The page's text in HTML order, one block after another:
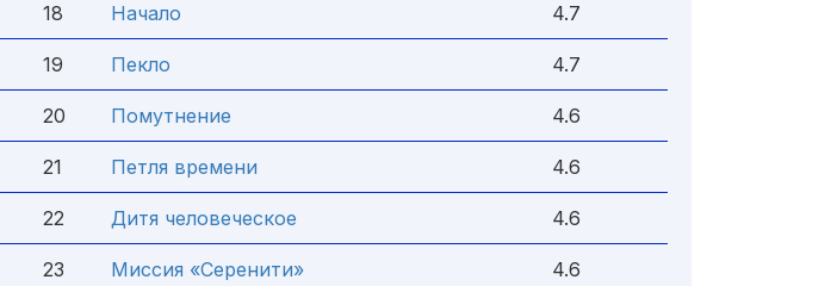
18 Начало 4.7
19 Пекло 4.7
20 Помутнение 4.6
21 Петля времени 4.6
22 Дитя человеческое 4.6
23 Миссия «Серенити» 4.6